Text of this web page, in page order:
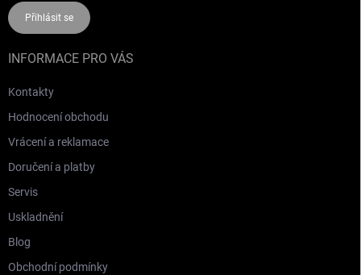
Přihlásit se
INFORMACE PRO VÁS
Kontakty
Hodnocení obchodu
Vrácení a reklamace
Doručení a platby
Servis
Uskladnění
Blog
Obchodní podmínky